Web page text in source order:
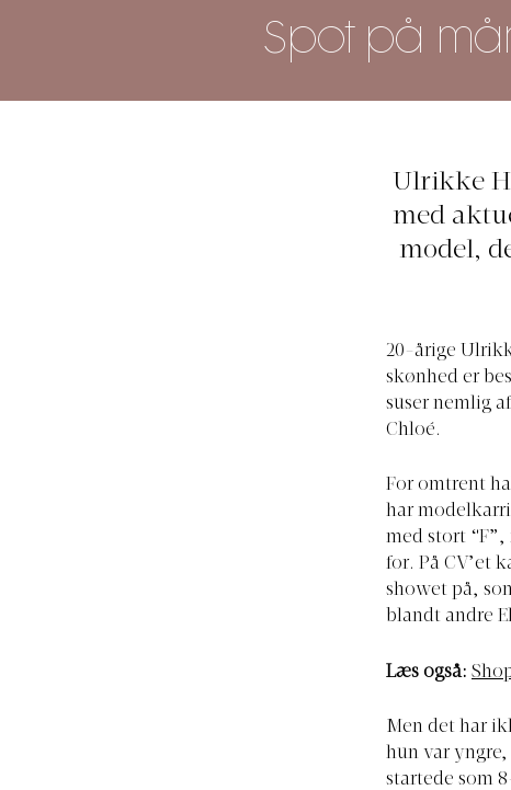
Spot på
Ulrikke
med
model,
20-årige
skønhed er
suser nemlig
Chloé.
For omtrent
har
med stort
for. På CV’et
showet på,
blandt andre
Læs også:
Men det har
hun var
startede som